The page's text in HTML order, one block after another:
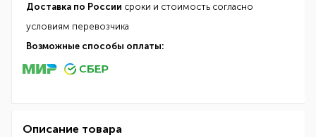
Доставка по России сроки и стоимость согласно
условиям перевозчика
Возможные способы оплаты:
Описание товара